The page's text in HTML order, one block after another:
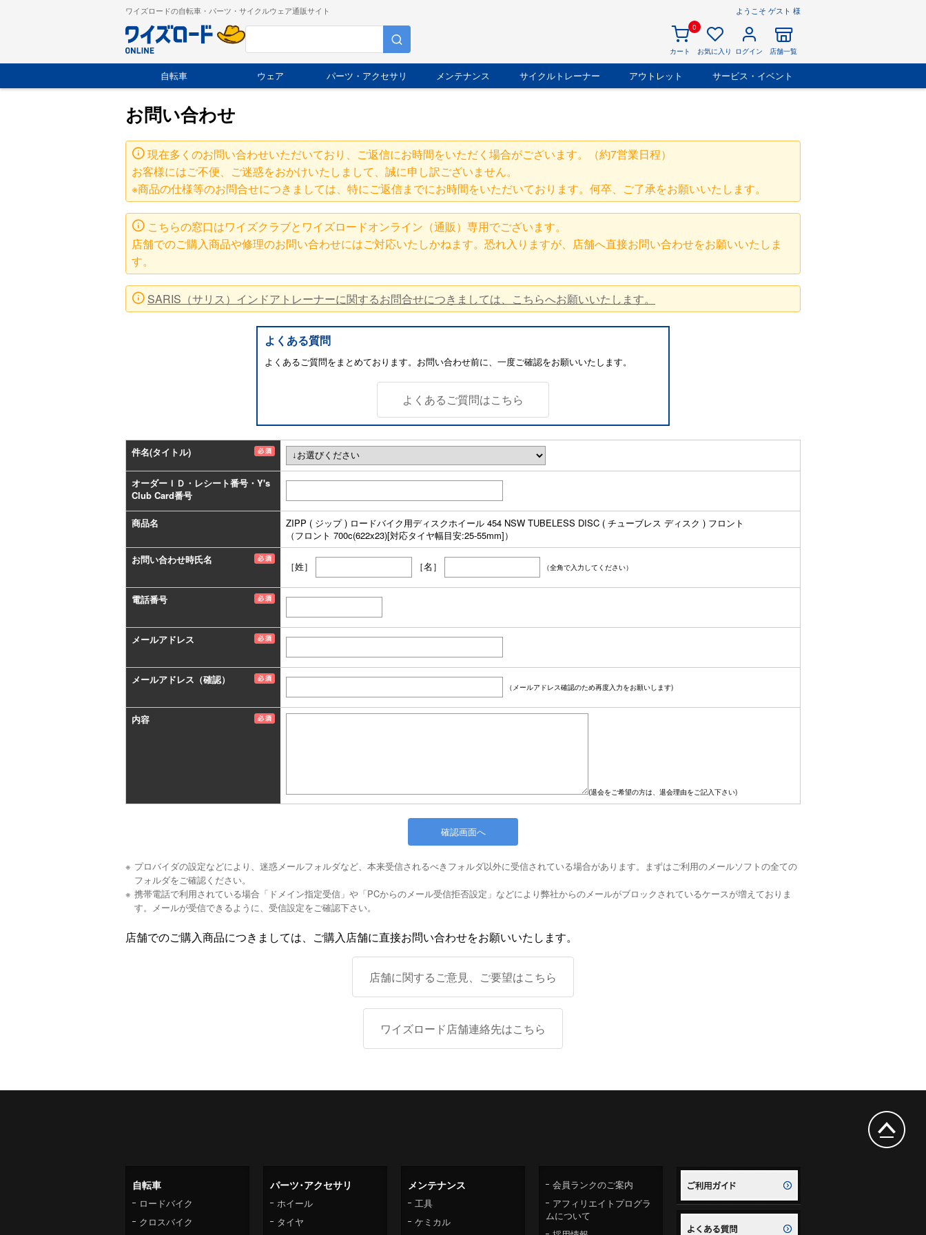
ワイズロードの自転車・パーツ・サイクルウェア通販サイト ようこそ ゲスト 様
0
カート お気に入り ログイン 店舗一覧
自転車 ウェア パーツ・アクセサリ メンテナンス サイクルトレーナー アウトレット サービス・イベント
お問い合わせ
現在多くのお問い合わせいただいており、ご返信にお時間をいただく場合がございます。（約7営業日程）
お客様にはご不便、ご迷惑をおかけいたしまして、誠に申し訳ございません。
※商品の仕様等のお問合せにつきましては、特にご返信までにお時間をいただいております。何卒、ご了承をお願いいたします。
こちらの窓口はワイズクラブとワイズロードオンライン（通販）専用でございます。
店舗でのご購入商品や修理のお問い合わせにはご対応いたしかねます。恐れ入りますが、店舗へ直接お問い合わせをお願いいたしま
す。
SARIS（サリス）インドアトレーナーに関するお問合せにつきましては、こちらへお願いいたします。
よくある質問
よくあるご質問をまとめております。お問い合わせ前に、一度ご確認をお願いいたします。
よくあるご質問はこちら
件名(タイトル)
オーダーＩＤ・レシート番号・Y's
Club Card番号
商品名
ZIPP ( ジップ ) ロードバイク用ディスクホイール 454 NSW TUBELESS DISC ( チューブレス ディスク ) フロント
（フロント 700c(622x23)[対応タイヤ幅目安:25-55mm]）
お問い合わせ時氏名
［姓］ ［名］ （全角で入力してください）
電話番号
メールアドレス
メールアドレス（確認）
（メールアドレス確認のため再度入力をお願いします)
内容
(退会をご希望の方は、退会理由をご記入下さい)
プロバイダの設定などにより、迷惑メールフォルダなど、本来受信されるべきフォルダ以外に受信されている場合があります。まずはご利用のメールソフトの全ての
フォルダをご確認ください。
携帯電話で利用されている場合「ドメイン指定受信」や「PCからのメール受信拒否設定」などにより弊社からのメールがブロックされているケースが増えておりま
す。メールが受信できるように、受信設定をご確認下さい。
店舗でのご購入商品につきましては、ご購入店舗に直接お問い合わせをお願いいたします。
店舗に関するご意見、ご要望はこちら
ワイズロード店舗連絡先はこちら
自転車
ロードバイク
クロスバイク
パーツ･アクセサリ
ホイール
タイヤ
メンテナンス
工具
ケミカル
会員ランクのご案内
アフィリエイトプログラ
ムについて